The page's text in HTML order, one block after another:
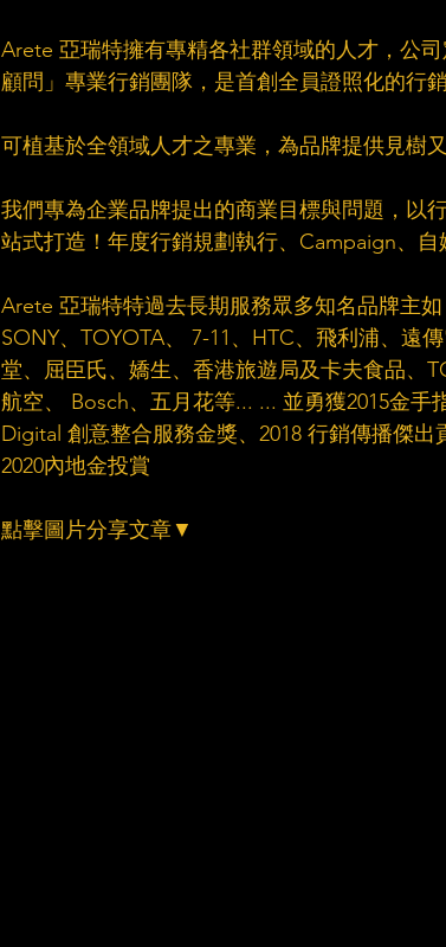
Arete 亞瑞特擁有專精各社群領域的人才，公
顧問」專業行銷團隊，是首創全員證照化的行銷
可植基於全領域人才之專業，為品牌提供見樹
我們專為企業品牌提出的商業目標與問題，以
站式打造！年度行銷規劃執行、Campaign、自
Arete 亞瑞特特過去長期服務眾多知名品牌主
SONY、TOYOTA、 7-11、HTC、飛利浦、遠
堂、屈臣氏、嬌生、香港旅遊局及卡夫食品、
航空、 Bosch、五月花等... ... 並勇獲2015金手
Digital 創意整合服務金獎、2018 行銷傳播傑出
2020內地金投賞
點擊圖片分享文章▼